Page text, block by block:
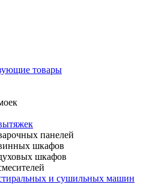
товары
панелей
шкафов
шкафов
и сушильных машин